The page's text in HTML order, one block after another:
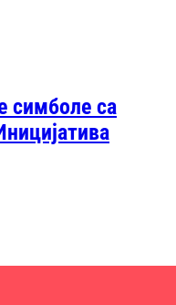
симболе са